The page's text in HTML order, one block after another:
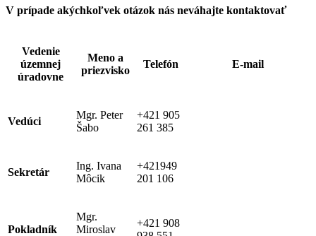
V prípade akýchkoľvek otázok nás neváhajte kontaktovať
Vedenie
územnej
úradovne
Meno a
priezvisko
Telefón E-mail
Vedúci
Mgr. Peter
Šabo
+421 905
261 385
Sekretár
Ing. Ivana
Môcik
+421949
201 106
Pokladník
Mgr.
Miroslav
+421 908